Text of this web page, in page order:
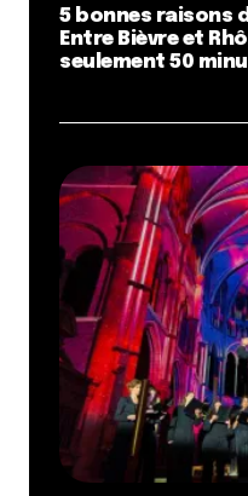
5 bonnes raisons
Entre Bièvre et
seulement 50